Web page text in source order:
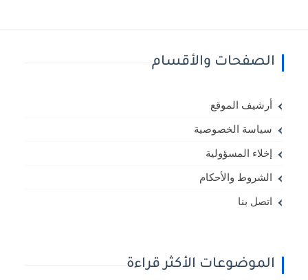
الصفحات والأقسام
أرشيف الموقع
سياسة الخصوصية
إخلاء المسؤولية
الشروط والأحكام
اتصل بنا
الموضوعات الأكثر قراءة